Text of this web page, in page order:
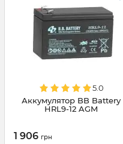
5.0
Аккумулятор BB Battery
HRL9-12 AGM
1 906 грн